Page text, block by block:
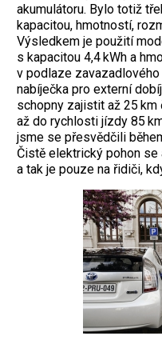
akumulátoru. Bylo totiž
kapacitou, hmotností,
Výsledkem je použití
s kapacitou 4,4 kWh a
v podlaze
nabíječka pro externí
schopny zajistit až 25
až do rychlosti jízdy 85
jsme se přesvědčili
Čistě elektrický pohon
a tak je pouze na řidiči,